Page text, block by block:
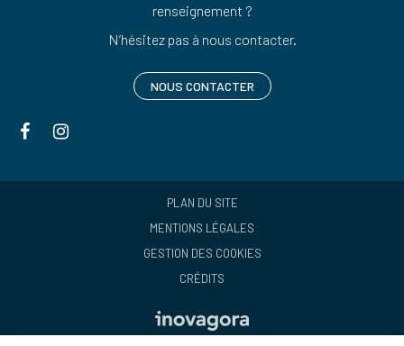
renseignement ?
N’hésitez pas à nous contacter.
NOUS CONTACTER
Lien
le
le
PLAN DU SITE
MENTIONS LÉGALES
GESTION DES COOKIES
CRÉDITS